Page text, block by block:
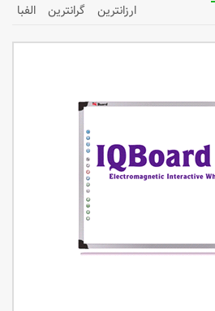
ارزانترین
گرانترین الفبا